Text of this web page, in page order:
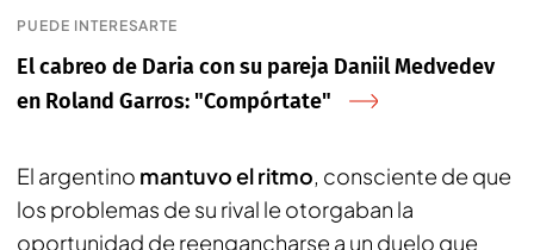
PUEDE INTERESARTE
El cabreo de Daria con su pareja Daniil Medvedev
en Roland Garros: "Compórtate"
El argentino mantuvo el ritmo, consciente de que
los problemas de su rival le otorgaban la
oportunidad de reengancharse a un duelo que